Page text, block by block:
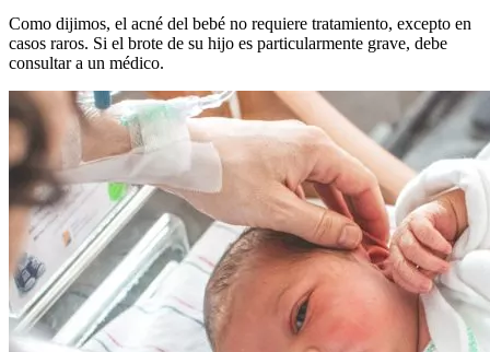
Como dijimos, el acné del bebé no requiere tratamiento, excepto en
casos raros. Si el brote de su hijo es particularmente grave, debe
consultar a un médico.